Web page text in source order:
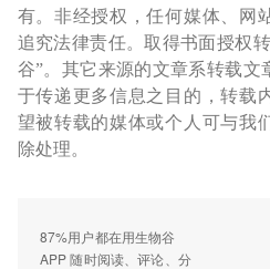
有。非经授权，任何媒体、网
追究法律责任。取得书面授权
谷”。其它来源的文章系转载文
于传递更多信息之目的，转载
望被转载的媒体或个人可与我
除处理。
87%用户都在用生物谷
APP 随时阅读、评论、分